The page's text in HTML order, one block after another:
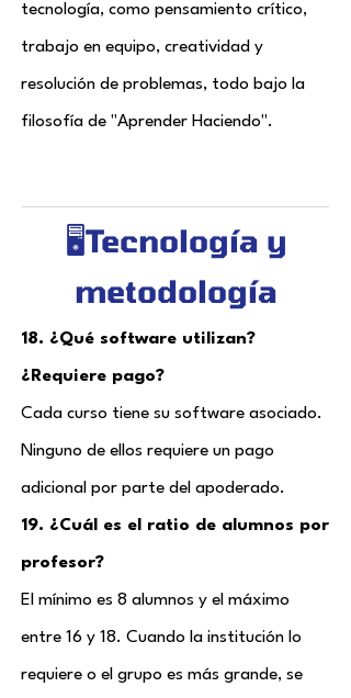
tecnología, como pensamiento crítico,
trabajo en equipo, creatividad y
resolución de problemas, todo bajo la
filosofía de "Aprender Haciendo".
🖥️Tecnología y
metodología
18. ¿Qué software utilizan?
¿Requiere pago?
Cada curso tiene su software asociado.
Ninguno de ellos requiere un pago
adicional por parte del apoderado.
19. ¿Cuál es el ratio de alumnos por
profesor?
El mínimo es 8 alumnos y el máximo
entre 16 y 18. Cuando la institución lo
requiere o el grupo es más grande, se